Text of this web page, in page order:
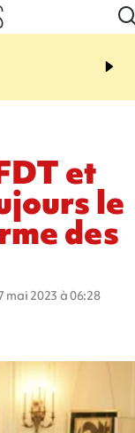
rouée de coups,
et
le
des
mai 2023 à 06:28